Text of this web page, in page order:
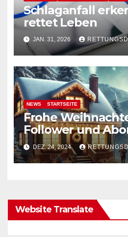
Schlaganfall
rettet Leben
JAN. 31, 2026
NEWS STARTSEITE
Frohe
Follower und
DEZ. 24, 2024
Website Translate